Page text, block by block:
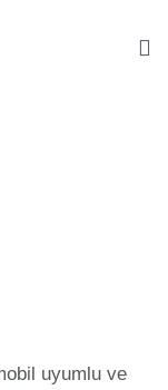
uyumlu ve